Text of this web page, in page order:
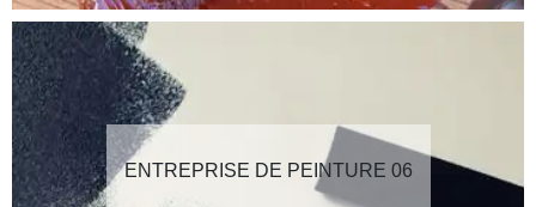
ENTREPRISE DE PEINTURE 06